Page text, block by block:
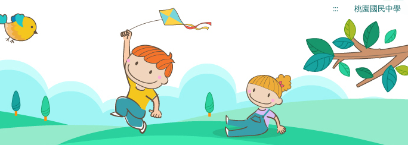
::: 桃園國民中學